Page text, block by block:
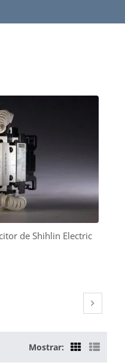
de Shihlin Electric
Mostrar: